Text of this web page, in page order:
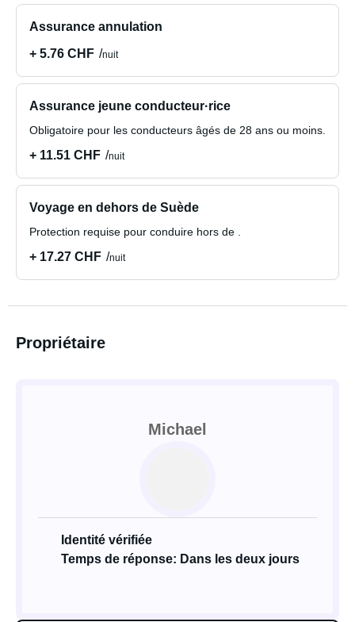
Assurance annulation
+ 5.76 CHF
nuit
Assurance jeune conducteur·rice
Obligatoire pour les conducteurs âgés de 28 ans ou moins.
+ 11.51 CHF nuit
Voyage en dehors de Suède
Protection requise pour conduire hors de .
+ 17.27 CHF nuit
Propriétaire
Michael
Identité vérifiée
Temps de réponse: Dans les deux jours